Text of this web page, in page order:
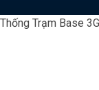
Trạm Base